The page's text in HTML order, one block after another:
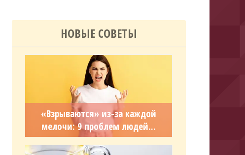
НОВЫЕ СОВЕТЫ
«Взрываются» из-за каждой
мелочи: 9 проблем людей...